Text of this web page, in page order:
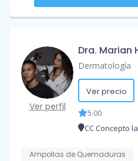
Ver perfil
Dra. Marian
Dermatología
Ver precio
5.00
CC Concepto
Ampollas de Quemaduras